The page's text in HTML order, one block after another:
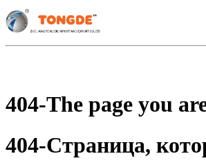
404-The page you
404-Страница,